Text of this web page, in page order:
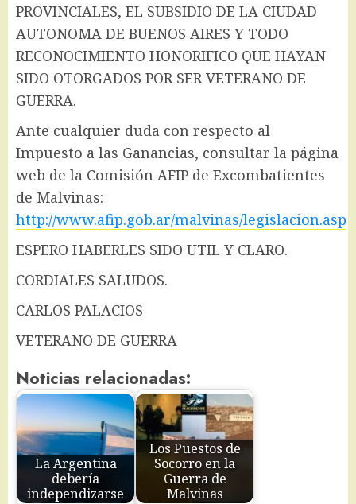
PROVINCIALES, EL SUBSIDIO DE LA CIUDAD
AUTONOMA DE BUENOS AIRES Y TODO
RECONOCIMIENTO HONORIFICO QUE HAYAN
SIDO OTORGADOS POR SER VETERANO DE
GUERRA.
Ante cualquier duda con respecto al
Impuesto a las Ganancias, consultar la página
web de la Comisión AFIP de Excombatientes
de Malvinas:
http://www.afip.gob.ar/malvinas/legislacion.asp
ESPERO HABERLES SIDO UTIL Y CLARO.
CORDIALES SALUDOS.
CARLOS PALACIOS
VETERANO DE GUERRA
Noticias relacionadas:
La Argentina
debería
independizarse
Los Puestos de
Socorro en la
Guerra de
Malvinas